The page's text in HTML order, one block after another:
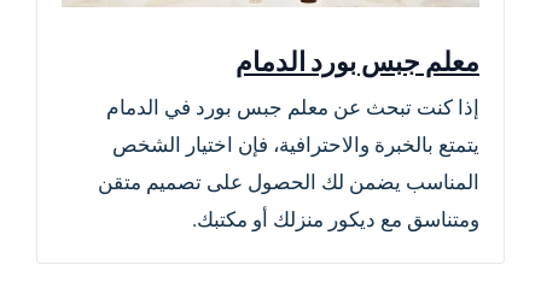
معلم جبس بورد الدمام
إذا كنت تبحث عن معلم جبس بورد في الدمام
يتمتع بالخبرة والاحترافية، فإن اختيار الشخص
المناسب يضمن لك الحصول على تصميم متقن
ومتناسق مع ديكور منزلك أو مكتبك.